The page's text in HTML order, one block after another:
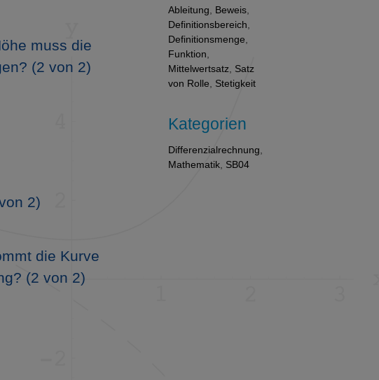
muss die
(2 von 2)
2)
die Kurve
(2 von 2)
Ableitung Beweis
Definitionsbereich
Definitionsmenge
Funktion
Mittelwertsatz
Satz
von Rolle
Stetigkeit
Kategorien
Differenzialrechnung
Mathematik SB04